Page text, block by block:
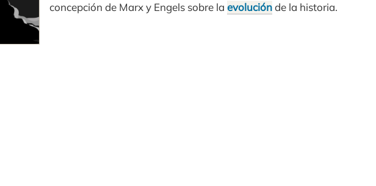
concepción de Marx y Engels sobre la evoluciónde la historia.